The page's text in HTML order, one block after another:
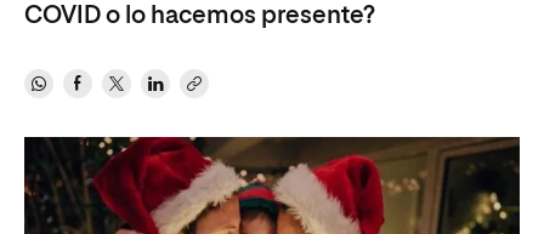
COVID o lo hacemos presente?